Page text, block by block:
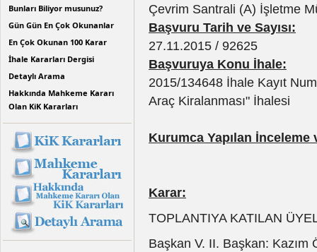
Bunları Biliyor musunuz?
Gün Gün En Çok Okunanlar
En Çok Okunan 100 Karar
İhale Kararları Dergisi
Detaylı Arama
Hakkında Mahkeme Kararı
Olan KiK Kararları
Çevrim Santrali (A) İşletme
Başvuru Tarih ve Sayısı:
27.11.2015 / 92625
Başvuruya Konu İhale:
2015/134648 İhale Kayıt
Araç Kiralanması" İhalesi
Kurumca Yapılan
Karar:
TOPLANTIYA KATILAN
Başkan V. II. Başkan: Kazım